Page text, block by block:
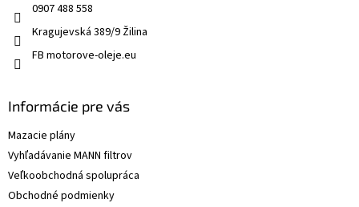
0907 488 558
Kragujevská 389/9 Žilina
FB motorove-oleje.eu
Informácie pre vás
Mazacie plány
Vyhľadávanie MANN filtrov
Veľkoobchodná spolupráca
Obchodné podmienky